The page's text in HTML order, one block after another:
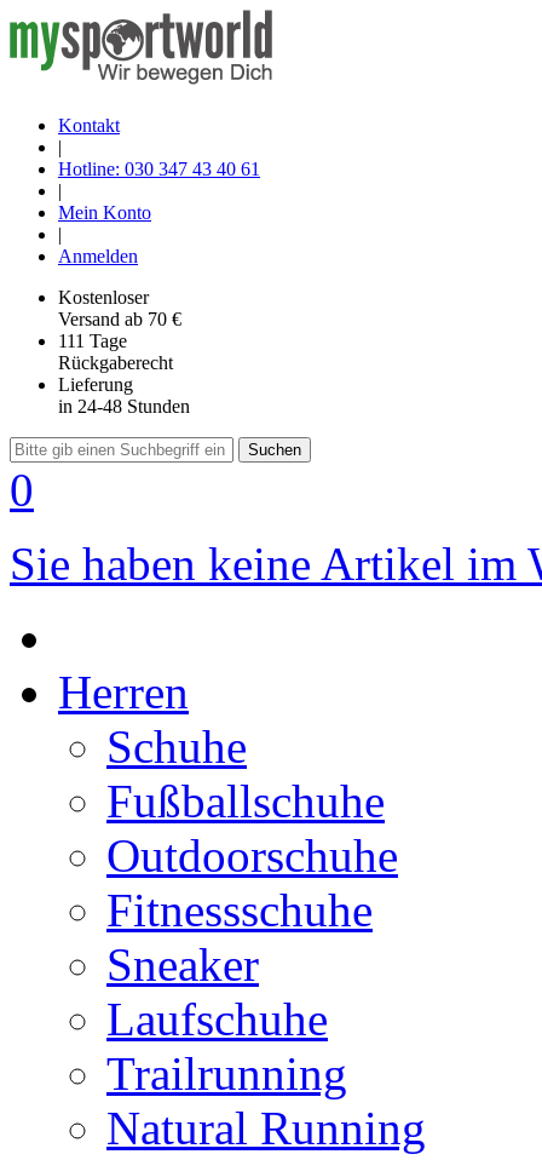
Kontakt
|
Hotline: 030 347 43 40 61
|
Mein Konto
|
Anmelden
Kostenloser
Versand ab 70 €
111 Tage
Rückgaberecht
Lieferung
in 24-48 Stunden
Suchen
0
Sie haben keine Artikel im
Herren
Schuhe
Fußballschuhe
Outdoorschuhe
Fitnessschuhe
Sneaker
Laufschuhe
Trailrunning
Natural Running